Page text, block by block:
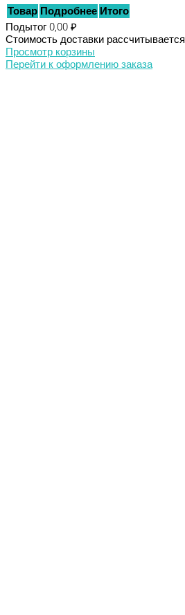
Товар Подробнее Итого
Подытог 0,00 ₽
Стоимость доставки
Просмотр корзины
Перейти к оформлению заказа